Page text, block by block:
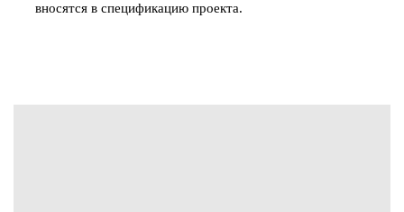
вносятся в спецификацию проекта.